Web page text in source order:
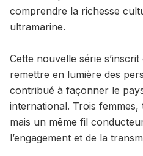
comprendre la richesse
ultramarine.
Cette nouvelle série
remettre en lumière des
contribué à façonner le
international. Trois
mais un même fil
l’engagement et de la